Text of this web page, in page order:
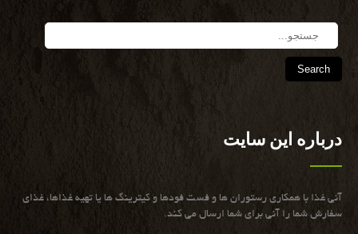
درباره این سایت
آنی غذا با همكاری رستوران ها و فست فودها و كیترینگ ها یا تهیه غذاها، غذای
سفارش شما را آنی برای شما ارسال می كند.